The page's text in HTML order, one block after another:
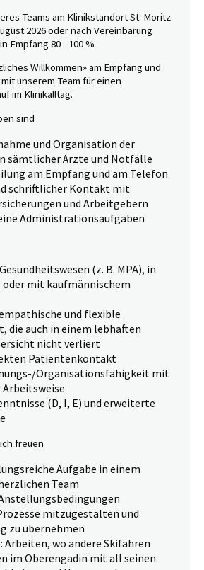
Teams am Klinikstandort St. Moritz
2026 oder nach Vereinbarung
Empfang 80 - 100 %
Willkommen» am Empfang und
unserem Team für einen
im Klinikalltag.
sind
und Organisation der
sämtlicher Ärzte und Notfälle
am Empfang und am Telefon
schriftlicher Kontakt mit
und Arbeitgebern
Administrationsaufgaben
(z. B. MPA), in
mit kaufmännischem
und flexible
die auch in einem lebhaften
nicht verliert
Patientenkontakt
Organisationsfähigkeit mit
(D, I, E) und erweiterte
freuen
Aufgabe in einem
Team
mitzugestalten und
zu übernehmen
Arbeiten, wo andere Skifahren
im Oberengadin mit all seinen